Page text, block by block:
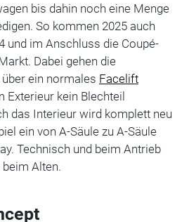
bis dahin noch eine Menge
So kommen 2025 auch
und im Anschluss die Coupé-
Dabei gehen die
ein normales Facelift
Exterieur kein Blechteil
das Interieur wird komplett neu
ein von A-Säule zu A-Säule
Technisch und beim Antrieb
Alten.